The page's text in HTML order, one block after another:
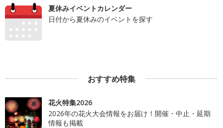
夏休みイベントカレンダー
日付から夏休みのイベントを探す
おすすめ特集
花火特集2026
2026年の花火大会情報をお届け！開催・中止・延期
情報も掲載